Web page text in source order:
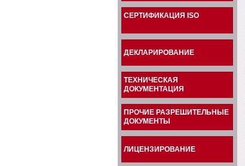
СЕРТИФИКАЦИЯ ISO
ДЕКЛАРИРОВАНИЕ
ТЕХНИЧЕСКАЯ
ДОКУМЕНТАЦИЯ
ПРОЧИЕ РАЗРЕШИТЕЛЬНЫЕ
ДОКУМЕНТЫ
ЛИЦЕНЗИРОВАНИЕ